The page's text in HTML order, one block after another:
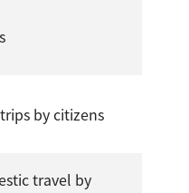
by citizens
travel by